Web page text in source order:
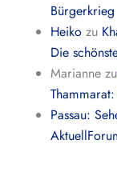
Bürgerkrieg
Heiko zu
Die
Marianne zu
Passau: